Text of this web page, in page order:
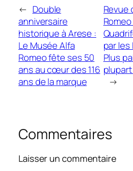
← Double
anniversaire
historique à Arese :
Le Musée Alfa
Romeo fête ses 50
ans au cœur des 116
ans de la marque
Revue
par les
Plus
→
Commentaires
Laisser un commentaire